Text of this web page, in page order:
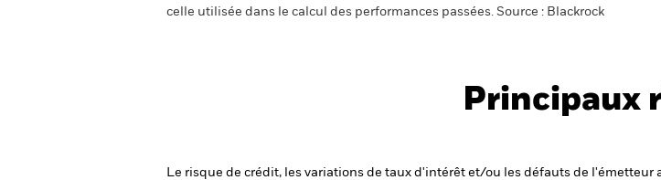
celle utilisée dans le calcul des performances passées. Source : Blackrock
Principaux
Le risque de crédit, les variations de taux d'intérêt et/ou les défauts de